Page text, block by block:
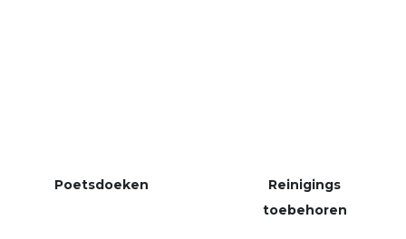
Poetsdoeken
Reinigings
toebehoren